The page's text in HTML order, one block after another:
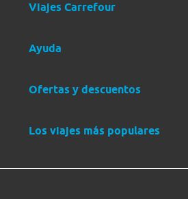
Viajes Carrefour
Ayuda
Ofertas y descuentos
Los viajes más populares